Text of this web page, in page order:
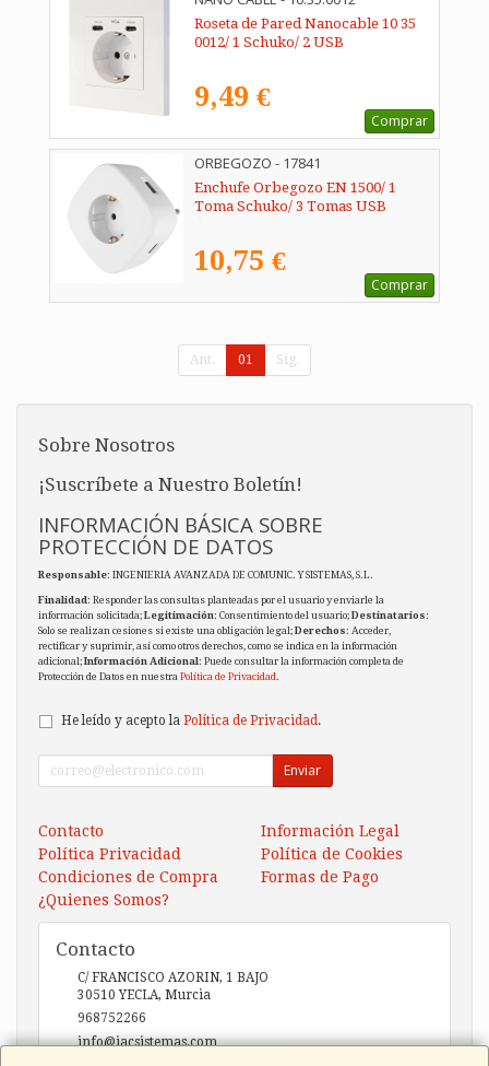
Roseta de Pared Nanocable 10 35
0012/ 1 Schuko/ 2 USB
9,49 €
Comprar
ORBEGOZO - 17841
Enchufe Orbegozo EN 1500/ 1
Toma Schuko/ 3 Tomas USB
10,75 €
Comprar
Ant. 01 Sig.
Sobre Nosotros
¡Suscríbete a Nuestro Boletín!
INFORMACIÓN BÁSICA SOBRE
PROTECCIÓN DE DATOS
Responsable: INGENIERIA AVANZADA DE COMUNIC. Y SISTEMAS, S.L.
Finalidad: Responder las consultas planteadas por el usuario y enviarle la
información solicitada;Legitimación: Consentimiento del usuario;Destinatarios:
Solo se realizan cesiones si existe una obligación legal;Derechos: Acceder,
rectificar y suprimir, así como otros derechos, como se indica en la información
adicional;Información Adicional: Puede consultar la información completa de
Protección de Datos en nuestra Política de Privacidad.
He leído y acepto la Política de Privacidad .
Enviar
Contacto
Información Legal
Política Privacidad
Política de Cookies
Condiciones de Compra
Formas de Pago
¿Quienes Somos?
Contacto
C/ FRANCISCO AZORIN, 1 BAJO
30510 YECLA, Murcia
968752266
info@iacsistemas.com